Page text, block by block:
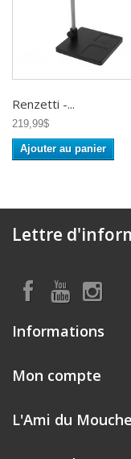
Renzetti -...
219,99$
Ajouter au panier
Lettre
Informations
Mon compte
L'Ami du